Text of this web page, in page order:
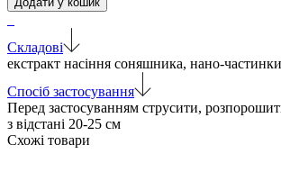
фіксації
Spray
8
Складові
екстракт насіння соняшника, нано-
Спосіб застосування
Перед застосуванням струсити,
з відстані 20-25 см
Схожі товари